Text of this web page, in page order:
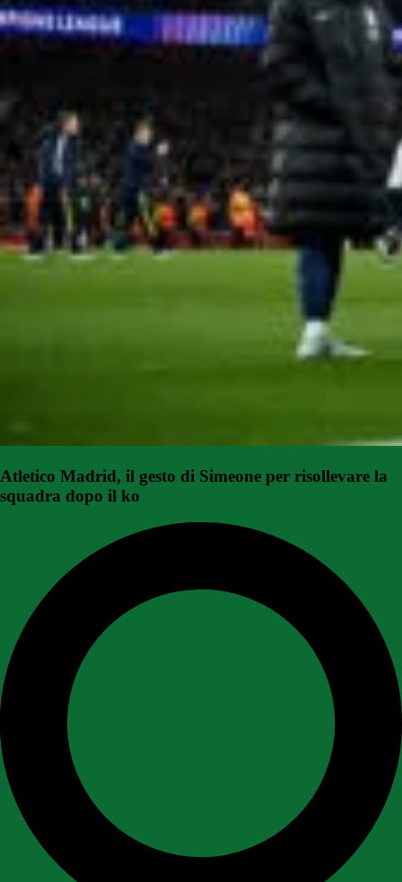
Atletico Madrid, il gesto di Simeone per risollevare la
squadra dopo il ko